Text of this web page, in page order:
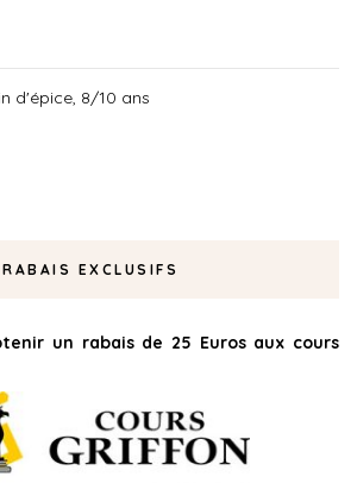
d'épice, 8/10 ans
RABAIS EXCLUSIFS
un rabais de 25 Euros aux cours